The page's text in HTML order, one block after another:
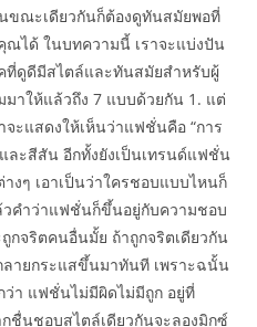
ขณะเดียวกันก็ต้องดูทันสมัยพอที่
ณได้ ในบทความนี้ เราจะแบ่งปัน
ที่ดูดีมีสไตล์และทันสมัยสำหรับผู้
าให้แล้วถึง 7 แบบด้วยกัน 1. แต่
ะแสดงให้เห็นว่าแฟชั่นคือ “การ
ละสีสัน อีกทั้งยังเป็นเทรนด์แฟชั่น
งๆ เอาเป็นว่าใครชอบแบบไหนก็
วคำว่าแฟชั่นก็ขึ้นอยู่กับความชอบ
จริตคนอื่นมั้ย ถ้าถูกจริตเดียวกัน
ายกระแสขึ้นมาทันที เพราะฉนั้น
า แฟชั่นไม่มีผิดไม่มีถูก อยู่ที่
ชื่นชอบสไตล์เดียวกันจะลองมิกซ์